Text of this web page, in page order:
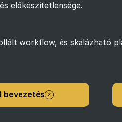
előkészítetlensége.
workflow, és skálázható
bevezetés